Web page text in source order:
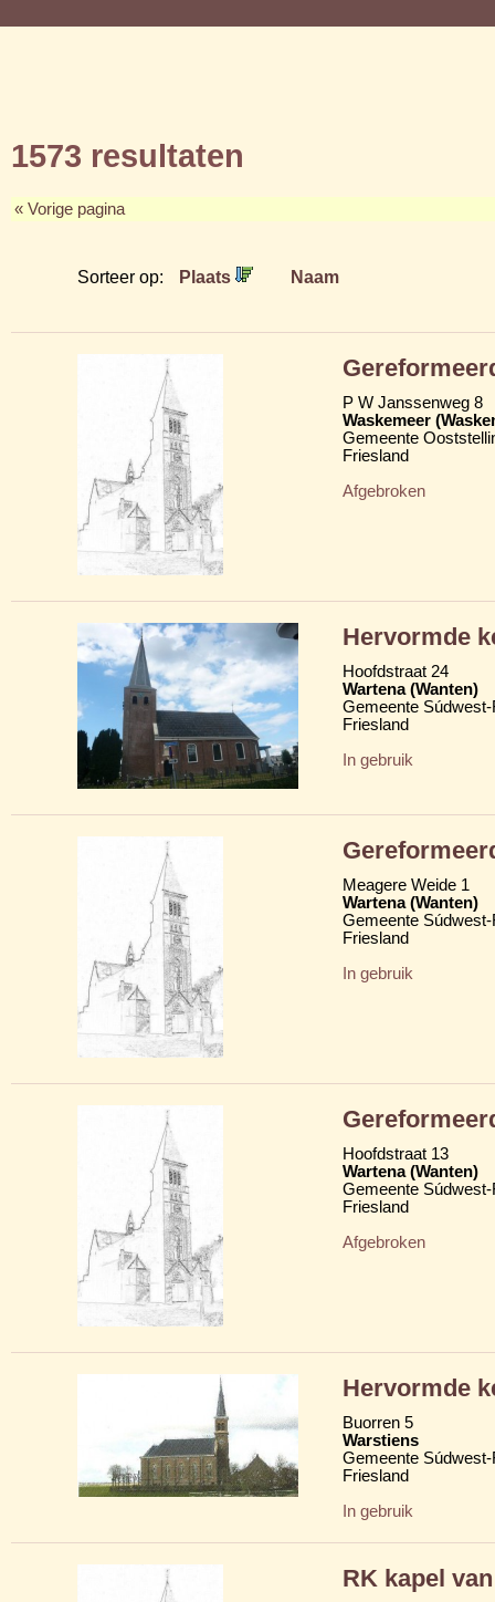
1573 resultaten
« Vorige pagina
Sorteer op: Plaats Naam
P W Janssenweg 8
Waskemeer
Gemeente
Friesland
Afgebroken
Hervormde
Hoofdstraat 24
Wartena (Wanten)
Gemeente
Friesland
In gebruik
Meagere Weide 1
Wartena (Wanten)
Gemeente
Friesland
In gebruik
Hoofdstraat 13
Wartena (Wanten)
Gemeente
Friesland
Afgebroken
Hervormde
Buorren 5
Warstiens
Gemeente
Friesland
In gebruik
RK kapel